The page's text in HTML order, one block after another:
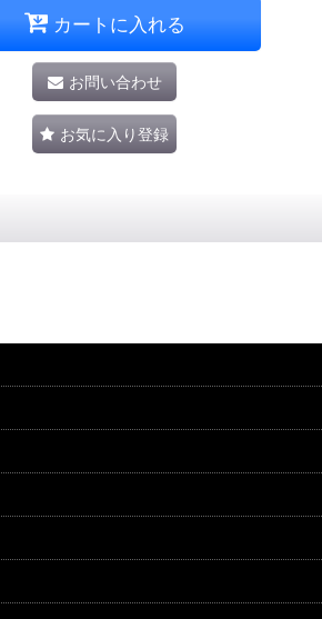
カートに入れる
お問い合わせ
お気に入り登録